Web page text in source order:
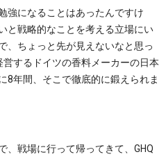
強になることはあったんですけ
と戦略的なことを考える立場にい
、ちょっと先が見えないなと思っ
するドイツの香料メーカーの日本
8年間、そこで徹底的に鍛えられま
、戦場に行って帰ってきて、GHQ